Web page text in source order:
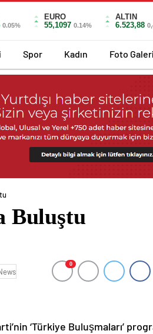
0.05%
EURO
55,1097 0.14%
ALTIN
6.523,88
Spor Kadın Foto Galeri
Buluştu
0
‘Türkiye Buluşmaları’